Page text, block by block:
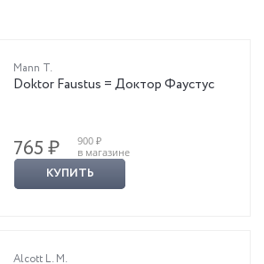
Mann T.
Doktor Faustus = Доктор Фаустус
765 ₽
900 ₽
в магазине
КУПИТЬ
Alcott L. M.